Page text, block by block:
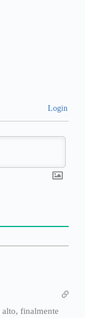
Login
finalmente